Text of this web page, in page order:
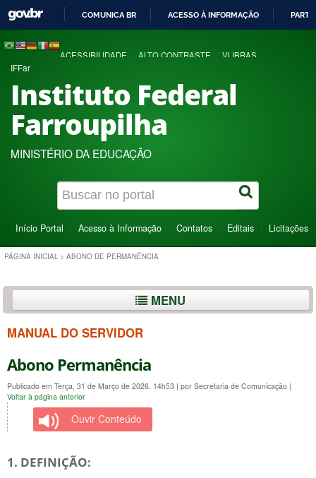
COMUNICA BR ACESSO À INFORMAÇÃO
ACESSIBILIDADE ALTO CONTRASTE VLIBRAS
IFFar
Instituto Federal
Farroupilha
MINISTÉRIO DA EDUCAÇÃO
Início Portal Acesso à Informação Contatos Editais Licitações
PÁGINA INICIAL > ABONO DE PERMANÊNCIA
MENU
MANUAL DO SERVIDOR
Abono Permanência
Publicado em Terça, 31 de Março de 2026, 14h53 | por Secretaria de Comunicação |
Voltar à página anterior
Ouvir Conteúdo
1. DEFINIÇÃO: